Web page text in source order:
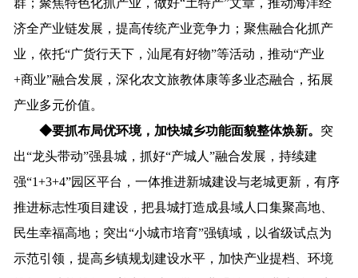
群；聚焦特色化抓产业，做好“土特产”文章，推动海洋经
济全产业链发展，提高传统产业竞争力；聚焦融合化抓产
业，依托“广货行天下，汕尾有好物”等活动，推动“产业
+商业”融合发展，深化农文旅教体康等多业态融合 ，拓展
产业多元价值。
◆要抓布局优环境，加快城乡功能面貌整体焕新。 突
出“龙头带动”强县城，抓好“产城人”融合发展 ，持续建
强“1+3+4”园区平台，一体推进新城建设与老城更新，有序
推进标志性项目建设，把县城打造成县域人口集聚高地、
民生幸福高地；突出“小城市培育”强镇域，以省级试点为
示范引领，提高乡镇规划建设水平，加快产业提档、环境